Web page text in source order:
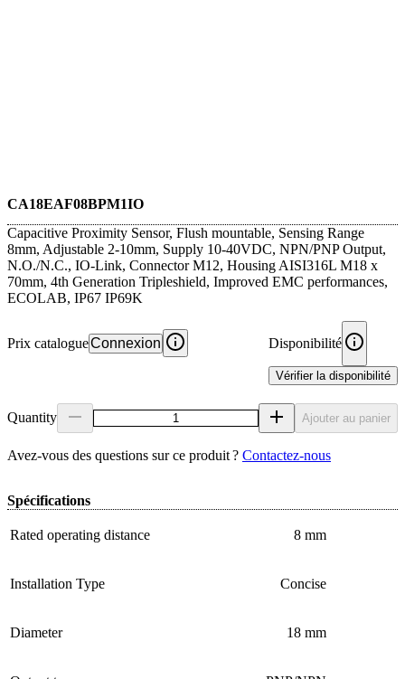
CA18EAF08BPM1IO
Capacitive Proximity Sensor, Flush mountable, Sensing Range
8mm, Adjustable 2-10mm, Supply 10-40VDC, NPN/PNP Output,
N.O./N.C., IO-Link, Connector M12, Housing AISI316L M18 x
70mm, 4th Generation Tripleshield, Improved EMC performances,
ECOLAB, IP67 IP69K
Prix catalogueConnexion Disponibilité
Vérifier la disponibilité
Quantity Ajouter au panier
Avez‑vous des questions sur ce produit ? Contactez‑nous
Spécifications
Rated operating distance 8 mm
Installation Type Concise
Diameter 18 mm